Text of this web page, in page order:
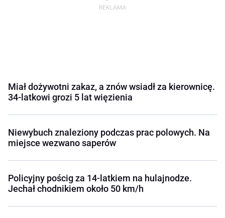
Miał dożywotni zakaz, a znów wsiadł za kierownicę.
34-latkowi grozi 5 lat więzienia
Niewybuch znaleziony podczas prac polowych. Na
miejsce wezwano saperów
Policyjny pościg za 14-latkiem na hulajnodze.
Jechał chodnikiem około 50 km/h